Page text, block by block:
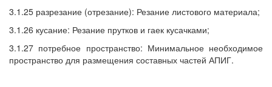
3.1.25 разрезание (отрезание): Резание листового материала;
3.1.26 кусание: Резание прутков и гаек кусачками;
3.1.27 потребное пространство: Минимальное необходимое
пространство для размещения составных частей АПИГ.